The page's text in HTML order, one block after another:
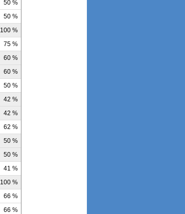
50 %
50 %
100 %
75 %
60 %
60 %
50 %
42 %
42 %
62 %
50 %
50 %
41 %
100 %
66 %
66 %